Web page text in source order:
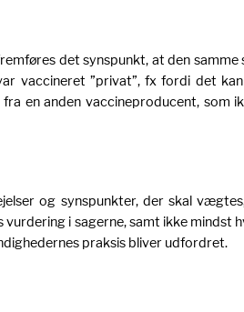
det synspunkt, at den
vaccineret ”privat”, fx fordi det
en anden vaccineproducent, som
og synspunkter, der skal
vurdering i sagerne, samt ikke mindst
praksis bliver udfordret.